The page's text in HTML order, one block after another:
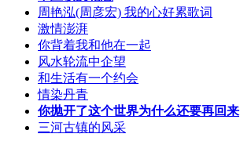
周艳泓(周彦宏) 我的心好累歌词
激情澎湃
你背着我和他在一起
风水轮流中企望
和生活有一个约会
情染丹青
你抛开了这个世界为什么还要再回来
三河古镇的风采